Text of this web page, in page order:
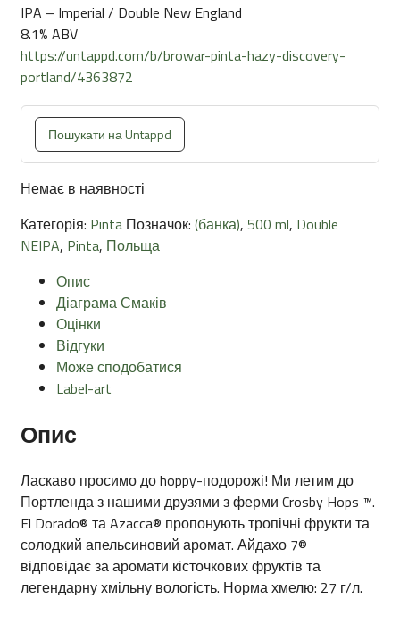
IPA – Imperial / Double New England
8.1% ABV
https://untappd.com/b/browar-pinta-hazy-discovery-
portland/4363872
Пошукати на Untappd
Немає в наявності
Категорія: Pinta Позначок: (банка), 500 ml, Double
NEIPA, Pinta, Польща
Опис
Діаграма Смаків
Оцінки
Відгуки
Може сподобатися
Label-art
Опис
Ласкаво просимо до hoppy-подорожі! Ми летим до
Портленда з нашими друзями з ферми Crosby Hops ™.
El Dorado® та Azacca® пропонують тропічні фрукти та
солодкий апельсиновий аромат. Айдахо 7®
відповідає за аромати кісточкових фруктів та
легендарну хмільну вологість. Норма хмелю: 27 г/л.